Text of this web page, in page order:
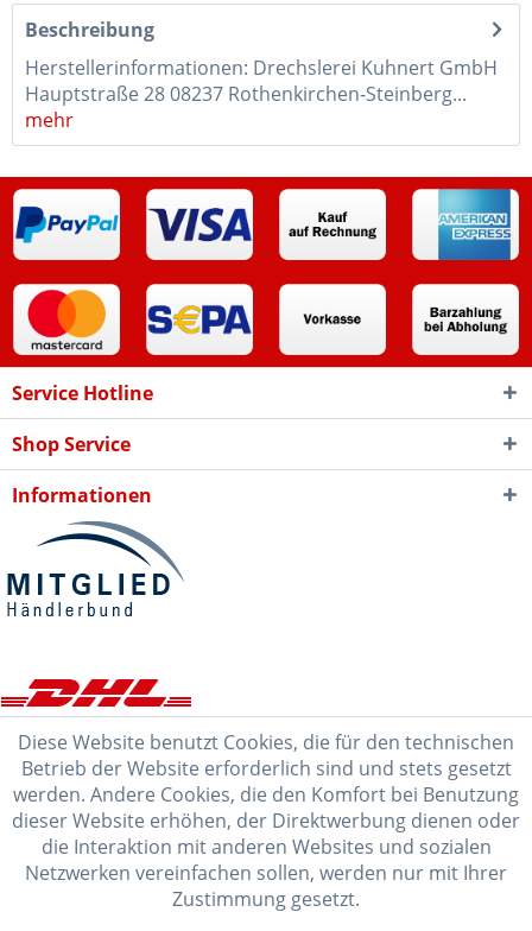
Beschreibung
Herstellerinformationen: Drechslerei Kuhnert GmbH
Hauptstraße 28 08237 Rothenkirchen-Steinberg...
mehr
Service Hotline
Shop Service
Informationen
Diese Website benutzt Cookies, die für den technischen
Betrieb der Website erforderlich sind und stets gesetzt
werden. Andere Cookies, die den Komfort bei Benutzung
dieser Website erhöhen, der Direktwerbung dienen oder
die Interaktion mit anderen Websites und sozialen
Netzwerken vereinfachen sollen, werden nur mit Ihrer
Zustimmung gesetzt.